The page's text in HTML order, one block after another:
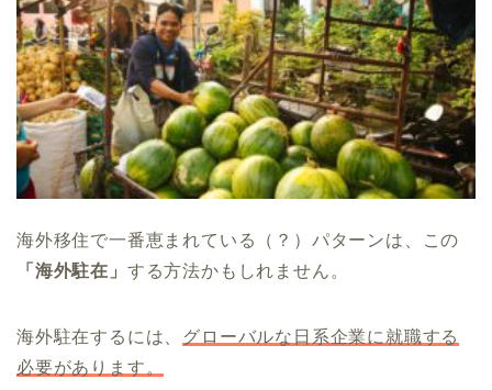
海外移住で一番恵まれている（？）パターンは、この
「海外駐在」 する方法かもしれません。
海外駐在するには、
グローバルな日系企業に就職する
必要があります。